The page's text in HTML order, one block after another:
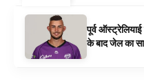
पूर्व
के बाद जेल का